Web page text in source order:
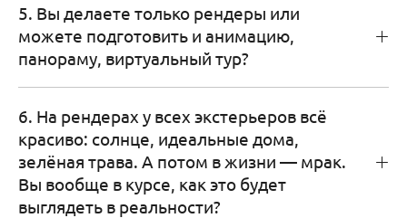
5. Вы делаете только рендеры или
можете подготовить и анимацию,
панораму, виртуальный тур?
6. На рендерах у всех экстерьеров всё
красиво: солнце, идеальные дома,
зелёная трава. А потом в жизни — мрак.
Вы вообще в курсе, как это будет
выглядеть в реальности?